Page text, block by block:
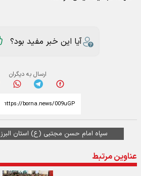
آیا این خبر مفید بود؟
ارسال به دیگران
سپاه امام حسن مجتبی (ع) استان البرز
عناوین مرتبط